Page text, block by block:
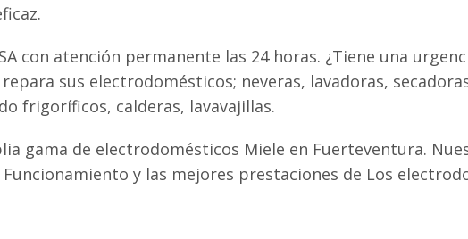
con atención permanente las 24 horas. ¿Tiene una
sus electrodomésticos; neveras, lavadoras,
frigoríficos, calderas, lavavajillas.
gama de electrodomésticos Miele en Fuerteventura.
Funcionamiento y las mejores prestaciones de Los